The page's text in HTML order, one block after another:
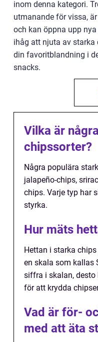
inom denna kategori.
utmanande för vissa,
och kan öppna upp
ihåg att njuta av
din favoritblandning i
snacks.
Vilka är
chipssorter?
Några populära
jalapeño-chips,
chips. Varje typ har
styrka.
Hur mäts
Hettan i starka
en skala som kallas
siffra i skalan, desto
för att krydda
Vad är för-
med att äta